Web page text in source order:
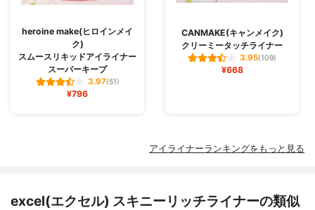
heroine make(ヒロインメイ
ク)
スムースリキッドアイライナー
スーパーキープ
3.97(51)
¥796
CANMAKE(キャンメイク)
クリーミータッチライナー
3.95(109)
¥668
アイライナーランキングをもっと見る
excel(エクセル) スキニーリッチライナーの類似